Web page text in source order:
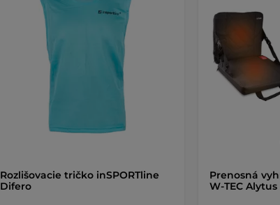
Rozlišovacie tričko inSPORTline
Difero
Prenosná
W-TEC Alytus